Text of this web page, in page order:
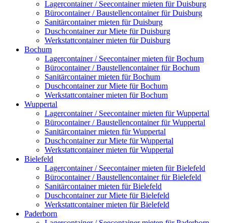
Lagercontainer / Seecontainer mieten für Duisburg
Bürocontainer / Baustellencontainer für Duisburg
Sanitärcontainer mieten für Duisburg
Duschcontainer zur Miete für Duisburg
Werkstattcontainer mieten für Duisburg
Bochum
Lagercontainer / Seecontainer mieten für Bochum
Bürocontainer / Baustellencontainer für Bochum
Sanitärcontainer mieten für Bochum
Duschcontainer zur Miete für Bochum
Werkstattcontainer mieten für Bochum
Wuppertal
Lagercontainer / Seecontainer mieten für Wuppertal
Bürocontainer / Baustellencontainer für Wuppertal
Sanitärcontainer mieten für Wuppertal
Duschcontainer zur Miete für Wuppertal
Werkstattcontainer mieten für Wuppertal
Bielefeld
Lagercontainer / Seecontainer mieten für Bielefeld
Bürocontainer / Baustellencontainer für Bielefeld
Sanitärcontainer mieten für Bielefeld
Duschcontainer zur Miete für Bielefeld
Werkstattcontainer mieten für Bielefeld
Paderborn